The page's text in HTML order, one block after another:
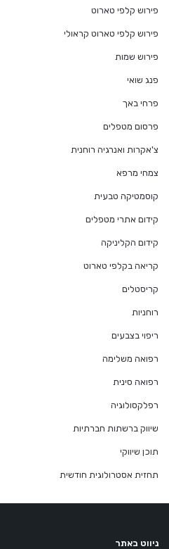
פירוש קלפי טארוט
פירוש קלפי טארוט קראולי
פירוש שמות
פנג שואי
פרחי באך
פרסום מטפלים
צ'אקרות ואנרגיה רוחנית
צמחי מרפא
קוסמטיקה טבעית
קידום אתרי מטפלים
קידום הקליניקה
קריאה בקלפי טארוט
קריסטלים
רוחניות
ריפוי בצבעים
רפואה משלימה
רפואה סינית
רפלקסולוגיה
שיווק ברשתות חברתיות
תוכן שיווקי
תחזית אסטרולוגית חודשית
ניווט באתר